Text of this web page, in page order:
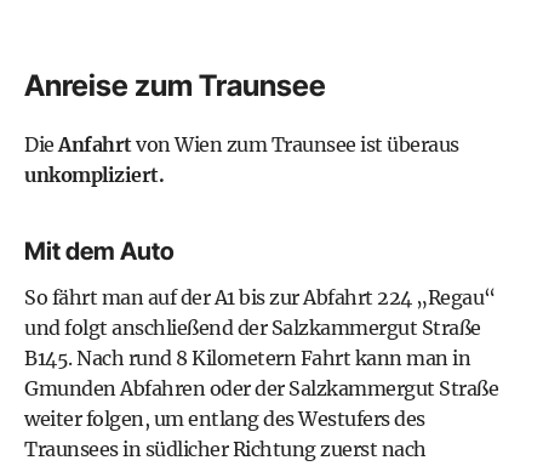
Anreise zum Traunsee
DieAnfahrtvon Wien zum Traunsee ist überaus
unkompliziert.
Mit dem Auto
So fährt man auf der A1 bis zur Abfahrt 224 „Regau“
und folgt anschließend der Salzkammergut Straße
B145. Nach rund 8 Kilometern Fahrt kann man in
Gmunden Abfahren oder der Salzkammergut Straße
weiter folgen, um entlang des Westufers des
Traunsees in südlicher Richtung zuerst nach